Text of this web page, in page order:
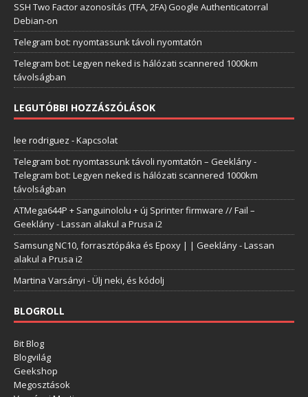
SSH Two Factor azonosítás (TFA, 2FA) Google Authenticatorral
Debian-on
Telegram bot: nyomtassunk távoli nyomtatón
Telegram bot: Legyen neked is hálózati scannered 1000km
távolságban
LEGUTÓBBI HOZZÁSZÓLÁSOK
lee rodriguez -Kapcsolat
Telegram bot: nyomtassunk távoli nyomtatón – Geeklány-
Telegram bot: Legyen neked is hálózati scannered 1000km
távolságban
ATMega644P + Sanguinololu + új Sprinter firmware // Fail –
Geeklány-Lassan alakul a Prusa i2
Samsung NC10, forrasztópáka és Epoxy | | Geeklány-Lassan
alakul a Prusa i2
Martina Varsányi -Ülj neki, és kódolj
BLOGROLL
Bit Blog
Blogvilág
Geekshop
Megosztások